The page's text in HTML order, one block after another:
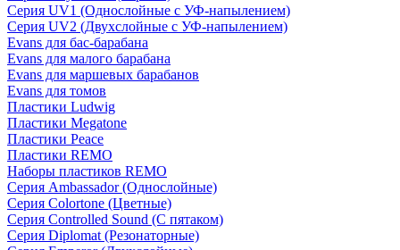
Серия UV1 (Однослойные с УФ-напылением)
Серия UV2 (Двухслойные с УФ-напылением)
Evans для бас-барабана
Evans для малого барабана
Evans для маршевых барабанов
Evans для томов
Пластики Ludwig
Пластики Megatone
Пластики Peace
Пластики REMO
Наборы пластиков REMO
Серия Ambassador (Однослойные)
Серия Colortone (Цветные)
Серия Controlled Sound (С пятаком)
Серия Diplomat (Резонаторные)